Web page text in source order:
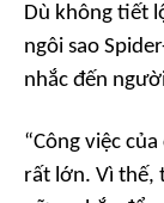
Dù không tiết
ngôi sao
nhắc đến
“Công việc
rất lớn. Vì thế,